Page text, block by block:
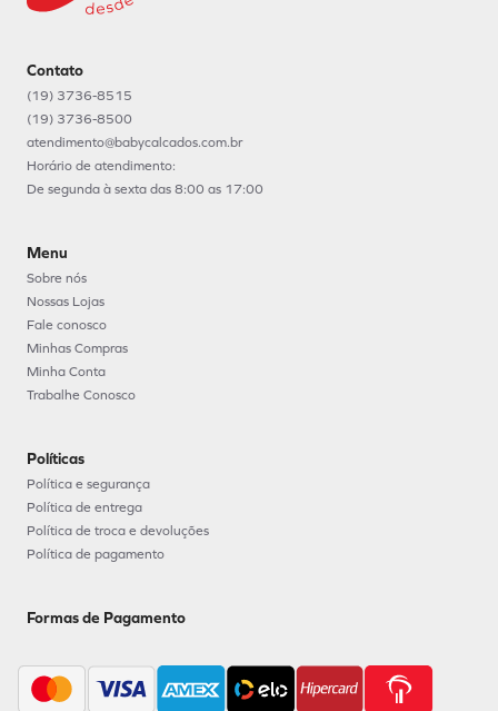
Contato
(19) 3736-8515
(19) 3736-8500
atendimento@babycalcados.com.br
Horário de atendimento:
De segunda à sexta das 8:00 as 17:00
Menu
Sobre nós
Nossas Lojas
Fale conosco
Minhas Compras
Minha Conta
Trabalhe Conosco
Políticas
Política e segurança
Política de entrega
Política de troca e devoluções
Política de pagamento
Formas de Pagamento